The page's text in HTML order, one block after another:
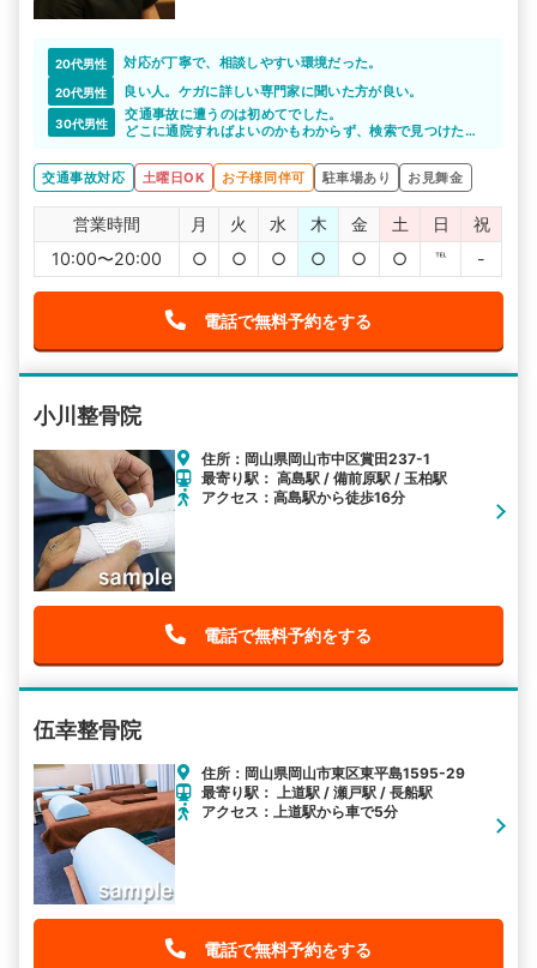
20代男性 対応が丁寧で、相談しやすい環境だった。
20代男性 良い人。ケガに詳しい専門家に聞いた方が良い。
30代男性
交通事故に遭うのは初めてでした。
どこに通院すればよいのかもわからず、検索で見つけたこ
整骨院に通院するメリットも教えてもらえて、通いやすい
整骨院に通院できたので助かりました。
交通事故対応 土曜日OK お子様同伴可 駐車場あり お見舞金
営業時間 月 火 水 木 金 土 日
祝
10:00〜20:00
○ ○ ○ ○ ○ ○ ℡ -
電話で無料予約をする
小川整骨院
住所：岡山県岡山市中区賞田237-1
最寄り駅： 高島駅 / 備前原駅 / 玉柏駅
アクセス：高島駅から徒歩16分
電話で無料予約をする
伍幸整骨院
住所：岡山県岡山市東区東平島1595-29
最寄り駅： 上道駅 / 瀬戸駅 / 長船駅
アクセス：上道駅から車で5分
電話で無料予約をする